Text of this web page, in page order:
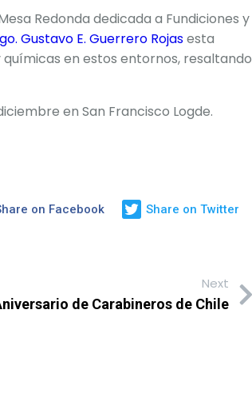
Redonda dedicada a Fundiciones y
Gustavo E. Guerrero Rojasesta
en estos entornos, resaltando
en San Francisco Logde.
on Facebook Share on Twitter
Next
de Carabineros de Chile